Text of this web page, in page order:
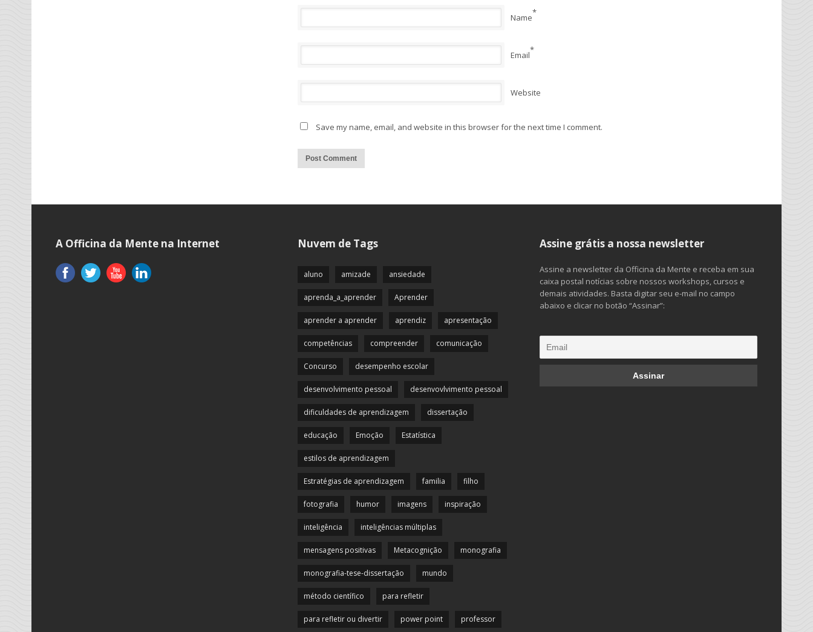
Name*
Email*
Website
Save my name, email, and website in this browser for the next time I comment.
A Officina da Mente na Internet Nuvem de Tags
aluno amizade ansiedade
aprenda_a_aprender Aprender
aprender a aprender aprendiz apresentação
competências compreender comunicação
Concurso desempenho escolar
desenvolvimento pessoal desenvovlvimento pessoal
dificuldades de aprendizagem dissertação
educação Emoção Estatística
estilos de aprendizagem
Estratégias de aprendizagem familia filho
fotografia humor imagens inspiração
inteligência inteligências múltiplas
mensagens positivas Metacognição monografia
monografia-tese-dissertação mundo
método científico para refletir
para refletir ou divertir power point professor
Assine grátis a nossa newsletter
Assine a newsletter da Officina da Mente e receba em sua
caixa postal notícias sobre nossos workshops, cursos e
demais atividades. Basta digitar seu e-mail no campo
abaixo e clicar no botão “Assinar”: